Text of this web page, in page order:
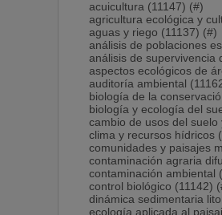
acuicultura (11147) (#)
agricultura ecológica y
aguas y riego (11137) (#)
análisis de poblaciones
análisis de supervivencia
aspectos ecológicos de
auditoría ambiental
biología de la
biología y ecología del
cambio de usos del
clima y recursos hídricos
comunidades y paisajes
contaminación agraria
contaminación ambiental
control biológico (11142)
dinámica sedimentaria
ecología aplicada al